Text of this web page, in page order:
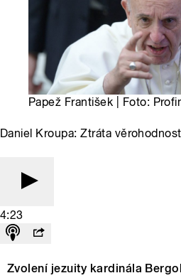
Papež František | Foto:
Daniel Kroupa: Ztráta
4:23
Zvolení jezuity kardinála